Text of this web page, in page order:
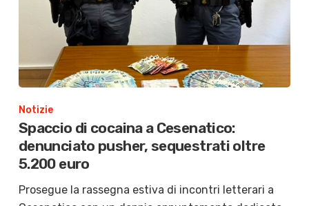
Notizie
Spaccio di cocaina a Cesenatico:
denunciato pusher, sequestrati oltre
5.200 euro
Prosegue la rassegna estiva di incontri letterari a